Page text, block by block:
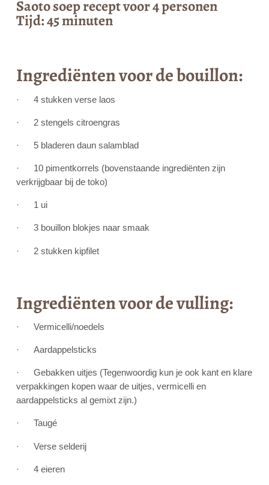
Saoto soep recept voor 4 personen
Tijd: 45 minuten
Ingrediënten voor de bouillon:
· 4 stukken verse laos
· 2 stengels citroengras
· 5 bladeren daun salamblad
· 10 pimentkorrels (bovenstaande ingrediënten zijn
verkrijgbaar bij de toko)
· 1 ui
· 3 bouillon blokjes naar smaak
· 2 stukken kipfilet
Ingrediënten voor de vulling:
· Vermicelli/noedels
· Aardappelsticks
· Gebakken uitjes (Tegenwoordig kun je ook kant en klare
verpakkingen kopen waar de uitjes, vermicelli en
aardappelsticks al gemixt zijn.)
· Taugé
· Verse selderij
· 4 eieren